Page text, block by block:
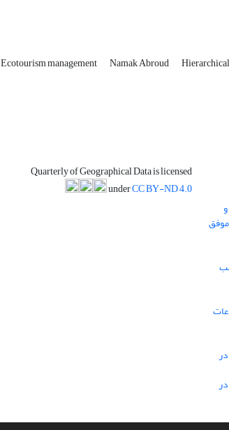
Ecotourism management Namak Abroud
علیه السلام(شهریور 1398) موفق
کسب
Quarterly of Geographical Data is licensed
underCC BY-ND 4.0